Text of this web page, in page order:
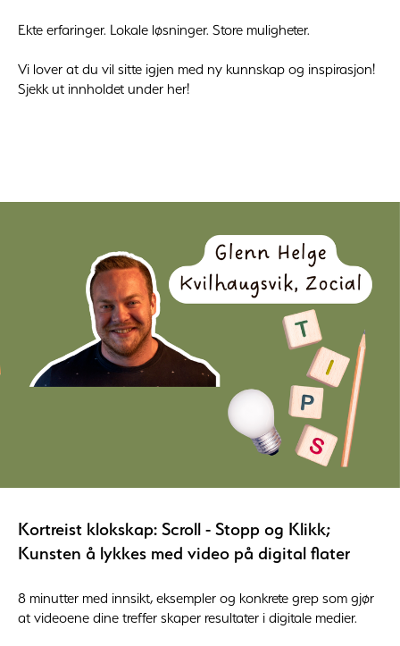
Ekte erfaringer. Lokale løsninger. Store muligheter.
Vi lover at du vil sitte igjen med ny kunnskap og inspirasjon!
Sjekk ut innholdet under her!
Kortreist klokskap: Scroll - Stopp og Klikk;
Kunsten å lykkes med video på digital flater
8 minutter med innsikt, eksempler og konkrete grep som gjør
at videoene dine treffer skaper resultater i digitale medier.